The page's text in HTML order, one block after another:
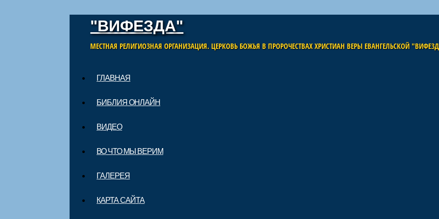
"ВИФЕЗДА"
МЕСТНАЯ РЕЛИГИОЗНАЯ ОРГАНИЗАЦИЯ. ЦЕРКОВЬ БОЖЬЯ В ПРОРОЧЕСТВАХ ХРИСТИАН ВЕРЫ ЕВАНГЕЛЬСКОЙ
Main menu
ГЛАВНАЯ
БИБЛИЯ ОНЛАЙН
ВИДЕО
ВО ЧТО МЫ ВЕРИМ
ГАЛЕРЕЯ
КАРТА САЙТА